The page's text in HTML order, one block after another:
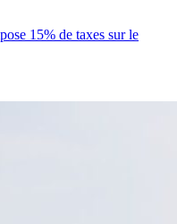
15% de taxes sur le